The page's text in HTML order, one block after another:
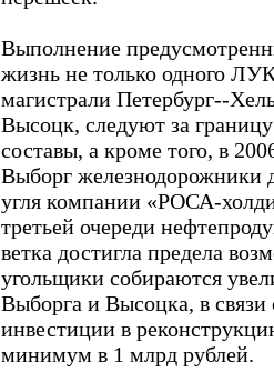
Выполнение
жизнь не только одного
магистрали Петербург--
Высоцк, следуют за
составы, а кроме того, в
Выборг железнодорожники
угля компании «РОСА-
третьей очереди
ветка достигла предела
угольщики собираются
Выборга и Высоцка, в
инвестиции в
минимум в 1 млрд рублей.